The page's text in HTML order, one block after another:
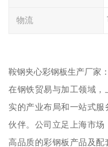
物流
鞍钢夹心彩钢板生产厂家
在钢铁贸易与加工领域
实的产业布局和一站式
伙伴。公司立足上海市
高品质的彩钢板产品及